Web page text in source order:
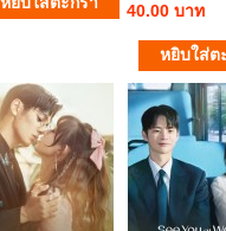
40.00 บาท